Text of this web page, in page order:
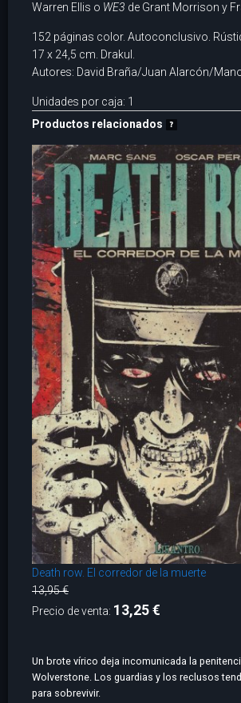
Warren Ellis o WE3 de Grant Morrison y
152 páginas color. Autoconclusivo.
17 x 24,5 cm. Drakul.
Autores: David Braña/Juan Alarcón/
Unidades por caja: 1
Productos relacionados
Death row. El corredor de la muerte
13,95 €
Precio de venta: 13,25 €
Un brote vírico deja incomunicada la
Wolverstone. Los guardias y los reclusos
para sobrevivir.